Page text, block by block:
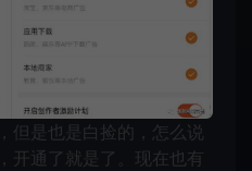
但是也是白捡的，怎么说
开通了就是了。现在也有